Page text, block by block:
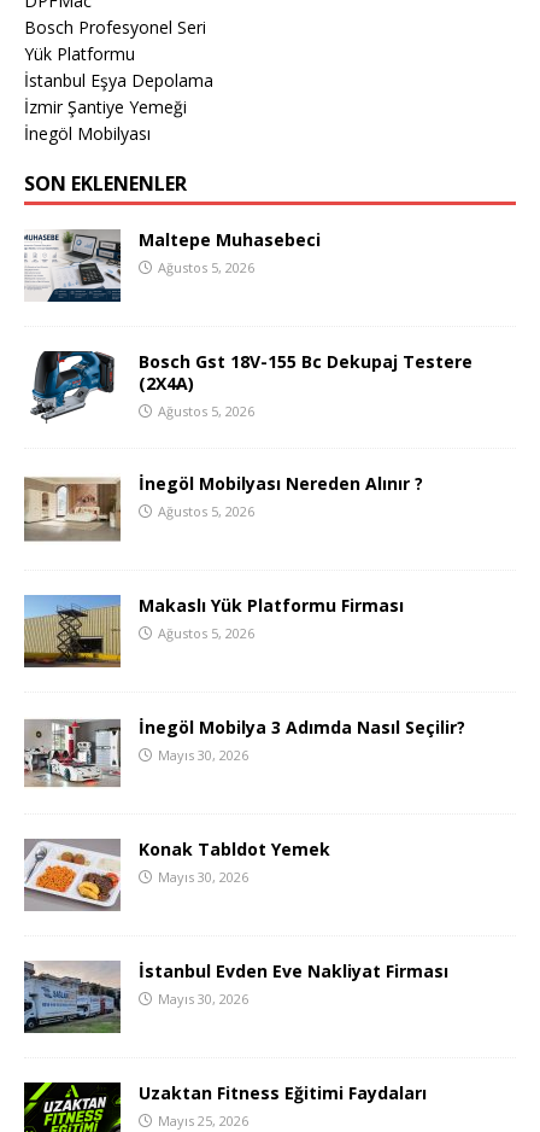
Bosch Profesyonel Seri
Yük Platformu
İstanbul Eşya Depolama
İzmir Şantiye Yemeği
İnegöl Mobilyası
SON EKLENENLER
Maltepe Muhasebeci
Ağustos 5, 2026
Bosch Gst 18V-155 Bc Dekupaj Testere
(2X4A)
Ağustos 5, 2026
İnegöl Mobilyası Nereden Alınır ?
Ağustos 5, 2026
Makaslı Yük Platformu Firması
Ağustos 5, 2026
İnegöl Mobilya 3 Adımda Nasıl Seçilir?
Mayıs 30, 2026
Konak Tabldot Yemek
Mayıs 30, 2026
İstanbul Evden Eve Nakliyat Firması
Mayıs 30, 2026
Uzaktan Fitness Eğitimi Faydaları
Mayıs 25, 2026